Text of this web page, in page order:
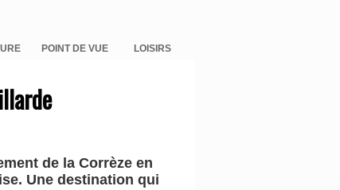
POINT DE VUE LOISIRS
de la Corrèze en
Une destination qui